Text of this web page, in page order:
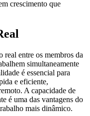
crescimento que
entre os membros da
simultaneamente
é essencial para
e eficiente,
A capacidade de
é uma das vantagens do
mais dinâmico.